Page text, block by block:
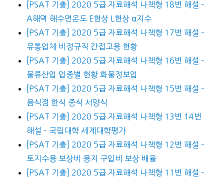
[PSAT 기출] 2020 5급 자료해석 나책형 18번 해설 –
A해역 해수면온도 E현상 L현상 α지수
[PSAT 기출] 2020 5급 자료해석 나책형 17번 해설 –
유통업체 비정규직 간접고용 현황
[PSAT 기출] 2020 5급 자료해석 나책형 16번 해설 –
물류산업 업종별 현황 화물정보업
[PSAT 기출] 2020 5급 자료해석 나책형 15번 해설 –
음식점 한식 중식 서양식
[PSAT 기출] 2020 5급 자료해석 나책형 13번 14번
해설 – 국립대학 세계대학평가
[PSAT 기출] 2020 5급 자료해석 나책형 12번 해설 –
토지수용 보상비 용지 구입비 보상 배율
[PSAT 기출] 2020 5급 자료해석 나책형 11번 해설 –